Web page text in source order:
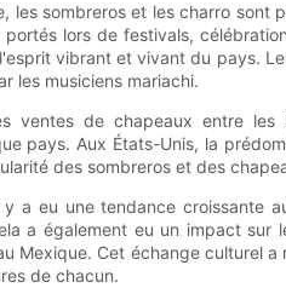
les sombreros et les charro
lors de festivals,
vibrant et vivant du pays.
les musiciens mariachi.
ventes de chapeaux entre
pays. Aux États-Unis, la
des sombreros et des
y a eu une tendance croissante
a également eu un impact
Mexique. Cet échange culturel
de chacun.